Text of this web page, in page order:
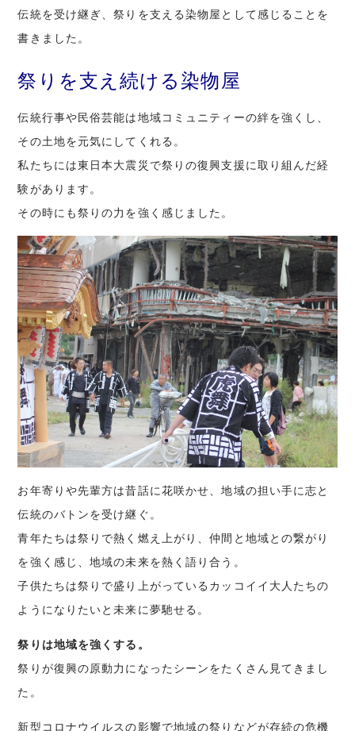
伝統を受け継ぎ、祭りを支える染物屋として感じることを
書きました。
祭りを支え続ける染物屋
伝統行事や民俗芸能は地域コミュニティーの絆を強くし、
その土地を元気にしてくれる。
私たちには東日本大震災で祭りの復興支援に取り組んだ経
験があります。
その時にも祭りの力を強く感じました。
お年寄りや先輩方は昔話に花咲かせ、地域の担い手に志と
伝統のバトンを受け継ぐ。
青年たちは祭りで熱く燃え上がり、仲間と地域との繋がり
を強く感じ、地域の未来を熱く語り合う。
子供たちは祭りで盛り上がっているカッコイイ大人たちの
ようになりたいと未来に夢馳せる。
祭りは地域を強くする。
祭りが復興の原動力になったシーンをたくさん見てきまし
た。
新型コロナウイルスの影響で地域の祭りなどが存続の危機